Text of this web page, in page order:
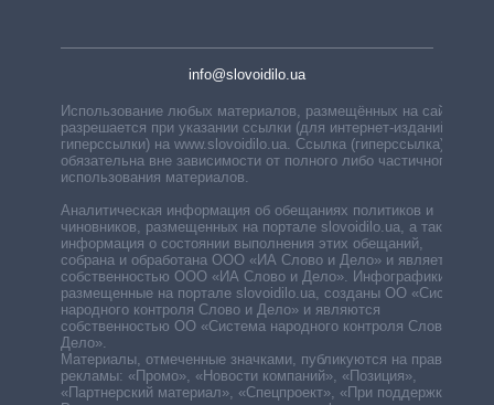
info@slovoidilo.ua
Использование любых материалов, размещённых на сайте,
разрешается при указании ссылки (для интернет-изданий —
гиперссылки) на www.slovoidilo.ua. Ссылка (гиперссылка)
обязательна вне зависимости от полного либо частичного
использования материалов.
Аналитическая информация об обещаниях политиков и
чиновников, размещенных на портале slovoidilo.ua, а также
информация о состоянии выполнения этих обещаний,
собрана и обработана ООО «ИА Слово и Дело» и является
собственностью ООО «ИА Слово и Дело». Инфографики,
размещенные на портале slovoidilo.ua, созданы ОО «Система
народного контроля Слово и Дело» и являются
собственностью ОО «Система народного контроля Слово и
Дело».
Материалы, отмеченные значками, публикуются на правах
рекламы: «Промо», «Новости компаний», «Позиция»,
«Партнерский материал», «Спецпроект», «При поддержке».